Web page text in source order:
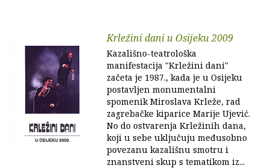
Krležini dani u Osijeku 2009
Kazališno-teatrološka
manifestacija "Krležini dani"
začeta je 1987., kada je u Osijeku
postavljen monumentalni
spomenik Miroslava Krleže, rad
zagrebačke kiparice Marije Ujević.
No do ostvarenja Krležinih dana,
koji u sebe uključuju međusobno
povezanu kazališnu smotru i
znanstveni skup s tematikom iz...